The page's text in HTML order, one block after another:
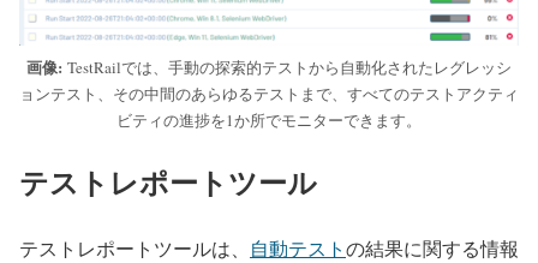
画像: TestRailでは、手動の探索的テストから自動化されたレグレッシ
ョンテスト、その中間のあらゆるテストまで、すべてのテストアクティ
ビティの進捗を1か所でモニターできます。
テストレポートツール
テストレポートツールは、 自動テストの結果に関する情報